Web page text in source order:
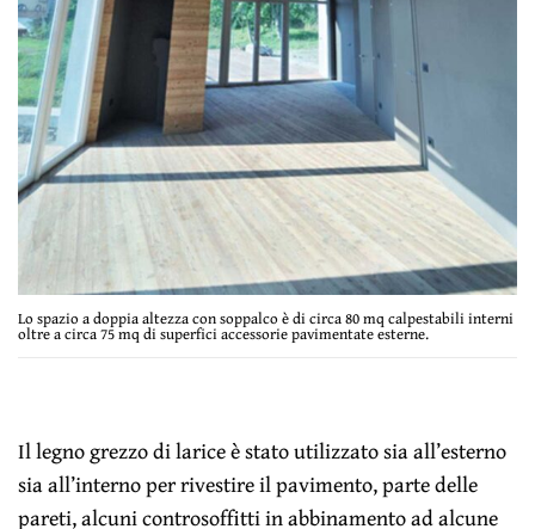
Lo spazio a doppia altezza con soppalco è di circa 80 mq calpestabili interni
oltre a circa 75 mq di superfici accessorie pavimentate esterne.
Il legno grezzo di larice è stato utilizzato sia all’esterno
sia all’interno per rivestire il pavimento, parte delle
pareti, alcuni controsoffitti in abbinamento ad alcune